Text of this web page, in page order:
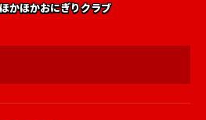
ほかほかおにぎりクラブ